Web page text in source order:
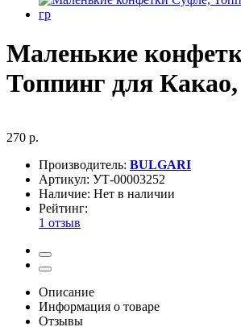
Маленькие
Топпинг для Какао,
270 р.
Производитель: BULGARI
Артикул: УТ-00003252
Наличие: Нет в наличии
Рейтинг:
1 отзыв
Описание
Информация о товаре
Отзывы